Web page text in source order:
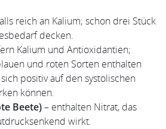
reich an Kalium; schon drei Stück
decken.
Kalium und Antioxidantien;
und roten Sorten enthalten
positiv auf den systolischen
können.
Beete)– enthalten Nitrat, das
wirkt.